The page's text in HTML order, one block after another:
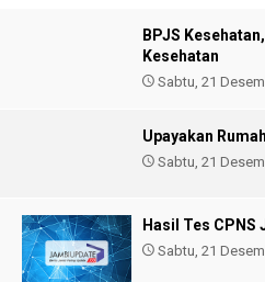
BPJS
Kesehatan
Sabtu, 21
Upayakan
Sabtu, 21
Hasil Tes CPNS
Sabtu, 21